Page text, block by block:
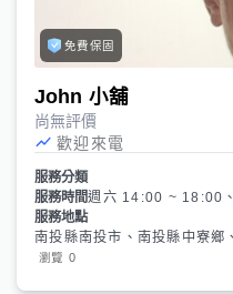
免費保固
John 小舖
尚無評價
歡迎來電
服務分類
服務時間週六 14:00 ~ 18:00
服務地點
南投縣南投市、南投縣中寮鄉
瀏覽 0